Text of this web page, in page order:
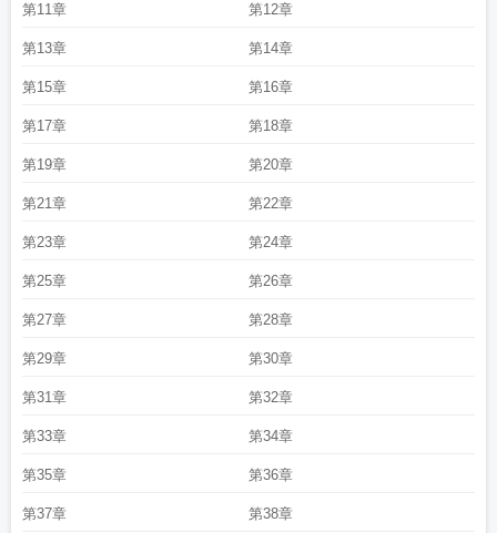
第11章 第12章
第13章 第14章
第15章 第16章
第17章 第18章
第19章 第20章
第21章 第22章
第23章 第24章
第25章 第26章
第27章 第28章
第29章 第30章
第31章 第32章
第33章 第34章
第35章 第36章
第37章 第38章